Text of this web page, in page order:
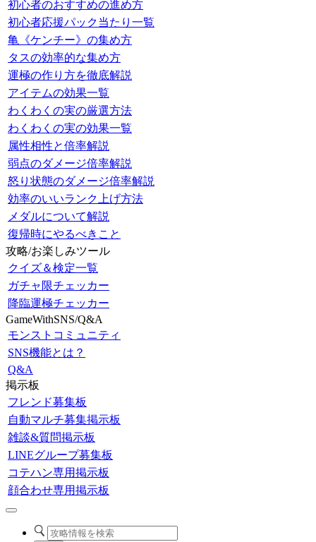
初心者のおすすめの進め方
初心者応援パック当たり一覧
亀《ケンチー》の集め方
タスの効率的な集め方
運極の作り方を徹底解説
アイテムの効果一覧
わくわくの実の厳選方法
わくわくの実の効果一覧
属性相性と倍率解説
弱点のダメージ倍率解説
怒り状態のダメージ倍率解説
効率のいいランク上げ方法
メダルについて解説
復帰時にやるべきこと
攻略/お楽しみツール
クイズ＆検定一覧
ガチャ限チェッカー
降臨運極チェッカー
GameWithSNS/Q&A
モンストコミュニティ
SNS機能とは？
Q&A
掲示板
フレンド募集板
自動マルチ募集掲示板
雑談&質問掲示板
LINEグループ募集板
コテハン専用掲示板
顔合わせ専用掲示板